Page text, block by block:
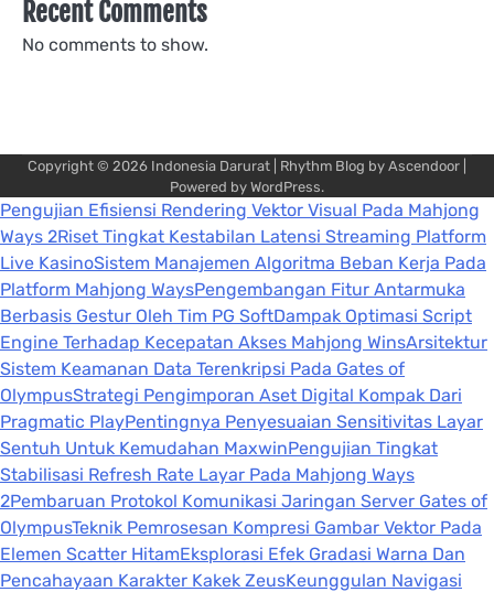
Recent Comments
No comments to show.
Copyright © 2026 Indonesia Darurat | Rhythm Blog by Ascendoor
Powered by WordPress.
Pengujian Efisiensi Rendering Vektor Visual Pada Mahjong
Ways 2Riset Tingkat Kestabilan Latensi Streaming Platform
Live KasinoSistem Manajemen Algoritma Beban Kerja Pada
Platform Mahjong WaysPengembangan Fitur Antarmuka
Berbasis Gestur Oleh Tim PG SoftDampak Optimasi Script
Engine Terhadap Kecepatan Akses Mahjong WinsArsitektur
Sistem Keamanan Data Terenkripsi Pada Gates of
OlympusStrategi Pengimporan Aset Digital Kompak Dari
Pragmatic PlayPentingnya Penyesuaian Sensitivitas Layar
Sentuh Untuk Kemudahan MaxwinPengujian Tingkat
Stabilisasi Refresh Rate Layar Pada Mahjong Ways
2Pembaruan Protokol Komunikasi Jaringan Server Gates of
OlympusTeknik Pemrosesan Kompresi Gambar Vektor Pada
Elemen Scatter HitamEksplorasi Efek Gradasi Warna Dan
Pencahayaan Karakter Kakek ZeusKeunggulan Navigasi